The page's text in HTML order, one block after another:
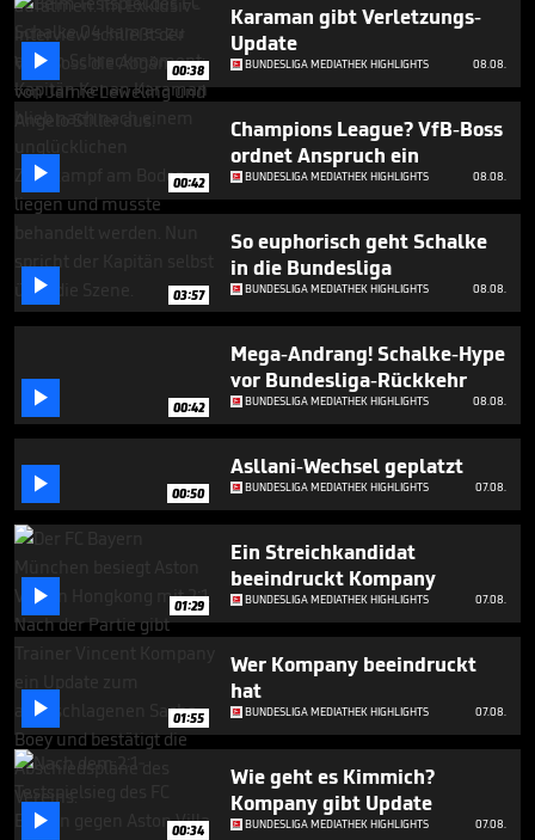
3
seconds
 00:38
Karaman gibt Verletzungs-
Update
BUNDESLIGA MEDIATHEK HIGHLIGHTS 08.08.
 00:42
Champions League? VfB-Boss
ordnet Anspruch ein
BUNDESLIGA MEDIATHEK HIGHLIGHTS 08.08.
 03:57
So euphorisch geht Schalke
in die Bundesliga
BUNDESLIGA MEDIATHEK HIGHLIGHTS 08.08.
 00:42
Mega-Andrang! Schalke-Hype
vor Bundesliga-Rückkehr
BUNDESLIGA MEDIATHEK HIGHLIGHTS 08.08.
 00:50
Asllani-Wechsel geplatzt
BUNDESLIGA MEDIATHEK HIGHLIGHTS 07.08.
 01:29
Ein Streichkandidat
beeindruckt Kompany
BUNDESLIGA MEDIATHEK HIGHLIGHTS 07.08.
 01:55
Wer Kompany beeindruckt
hat
BUNDESLIGA MEDIATHEK HIGHLIGHTS 07.08.
 00:34
Wie geht es Kimmich?
Kompany gibt Update
BUNDESLIGA MEDIATHEK HIGHLIGHTS 07.08.